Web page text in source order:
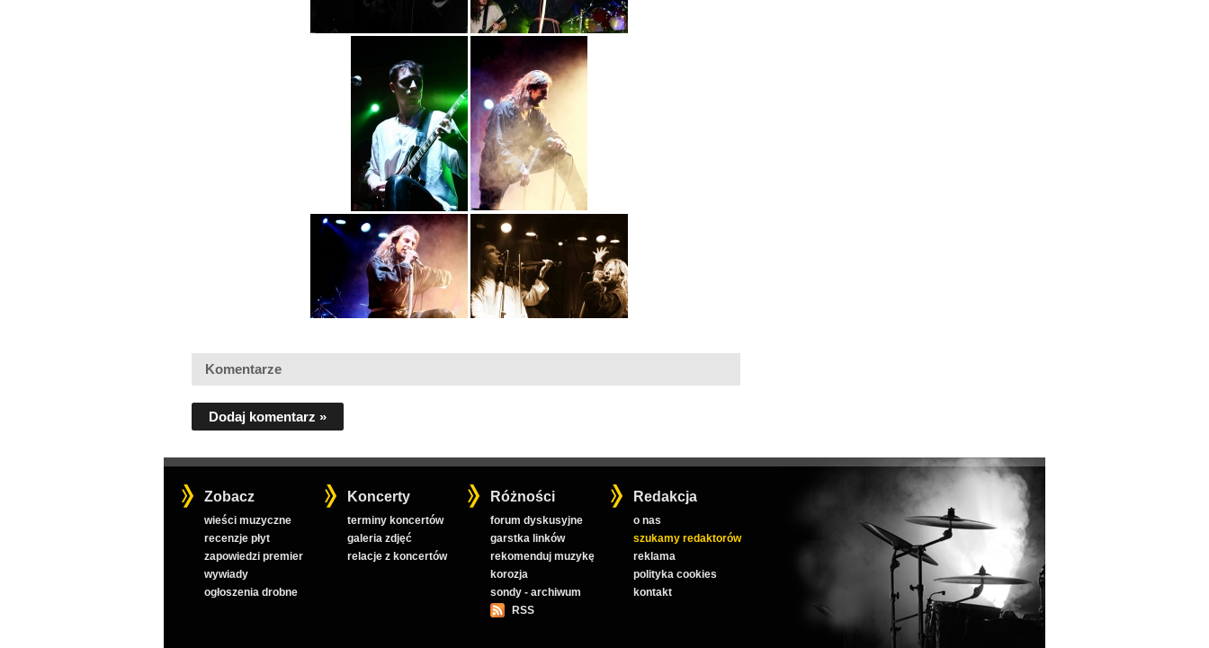
Komentarze
Dodaj komentarz »
Zobacz
wieści muzyczne
recenzje płyt
zapowiedzi premier
wywiady
ogłoszenia drobne
Koncerty
terminy koncertów
galeria zdjęć
relacje z koncertów
Różności
forum dyskusyjne
garstka linków
rekomenduj muzykę
korozja
sondy - archiwum
RSS
Redakcja
o nas
szukamy redaktorów
reklama
polityka cookies
kontakt